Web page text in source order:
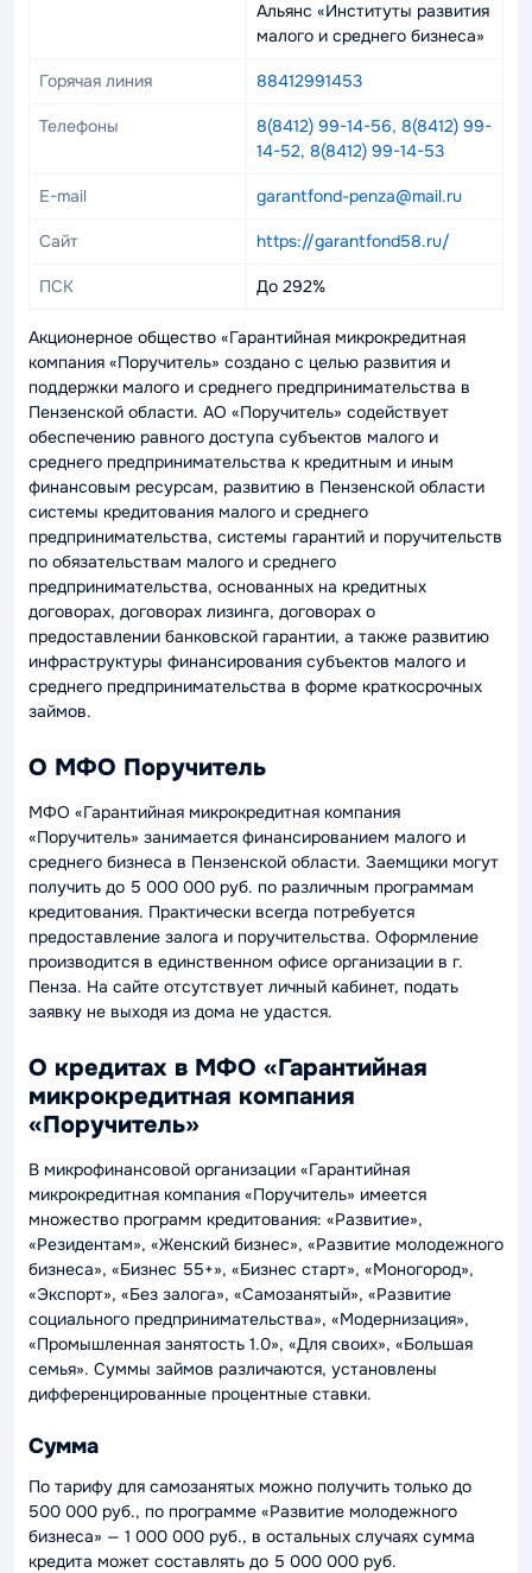
Альянс «Институты развития
малого и среднего бизнеса»
Горячая линия 88412991453
Телефоны
8(8412) 99-14-56, 8(8412) 99-
14-52, 8(8412) 99-14-53
E-mail garantfond-penza@mail.ru
Сайт https://garantfond58.ru/
ПСК До 292%
Акционерное общество «Гарантийная микрокредитная
компания «Поручитель» создано с целью развития и
поддержки малого и среднего предпринимательства в
Пензенской области. АО «Поручитель» содействует
обеспечению равного доступа субъектов малого и
среднего предпринимательства к кредитным и иным
финансовым ресурсам, развитию в Пензенской области
системы кредитования малого и среднего
предпринимательства, системы гарантий и поручительств
по обязательствам малого и среднего
предпринимательства, основанных на кредитных
договорах, договорах лизинга, договорах о
предоставлении банковской гарантии, а также развитию
инфраструктуры финансирования субъектов малого и
среднего предпринимательства в форме краткосрочных
займов.
О МФО Поручитель
МФО «Гарантийная микрокредитная компания
«Поручитель» занимается финансированием малого и
среднего бизнеса в Пензенской области. Заемщики могут
получить до 5 000 000 руб. по различным программам
кредитования. Практически всегда потребуется
предоставление залога и поручительства. Оформление
производится в единственном офисе организации в г.
Пенза. На сайте отсутствует личный кабинет, подать
заявку не выходя из дома не удастся.
О кредитах в МФО «Гарантийная
микрокредитная компания
«Поручитель»
В микрофинансовой организации «Гарантийная
микрокредитная компания «Поручитель» имеется
множество программ кредитования: «Развитие»,
«Резидентам», «Женский бизнес», «Развитие молодежного
бизнеса», «Бизнес 55+», «Бизнес старт», «Моногород»,
«Экспорт», «Без залога», «Самозанятый», «Развитие
социального предпринимательства», «Модернизация»,
«Промышленная занятость 1.0», «Для своих», «Большая
семья». Суммы займов различаются, установлены
дифференцированные процентные ставки.
Сумма
По тарифу для самозанятых можно получить только до
500 000 руб., по программе «Развитие молодежного
бизнеса» — 1 000 000 руб., в остальных случаях сумма
кредита может составлять до 5 000 000 руб.